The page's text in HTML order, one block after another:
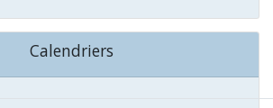
Calendriers